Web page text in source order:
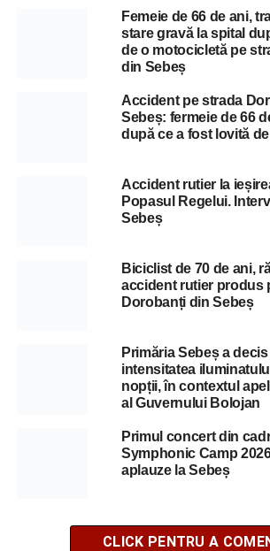
Femeie de 66 de ani,
stare gravă la spital
de o motocicletă pe
din Sebeș
Accident pe strada
Sebeș: fermeie de 66
după ce a fost lovită
Accident rutier la
Popasul Regelui.
Sebeș
Biciclist de 70 de ani,
accident rutier produs
Dorobanți din Sebeș
Primăria Sebeș a
intensitatea
nopții, în contextul
al Guvernului Bolojan
Primul concert din
Symphonic Camp
aplauze la Sebeș
CLICK PENTRU A